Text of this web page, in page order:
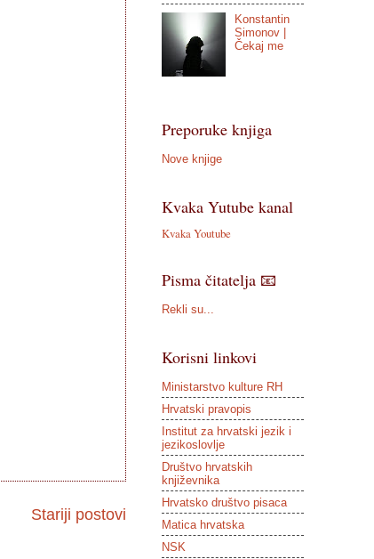
Stariji postovi
Konstantin
Simonov |
Čekaj me
Preporuke knjiga
Nove knjige
Kvaka Yutube kanal
Kvaka Youtube
Pisma čitatelja 📧
Rekli su...
Korisni linkovi
Ministarstvo kulture RH
Hrvatski pravopis
Institut za hrvatski jezik i
jezikoslovlje
Društvo hrvatskih
književnika
Hrvatsko društvo pisaca
Matica hrvatska
NSK